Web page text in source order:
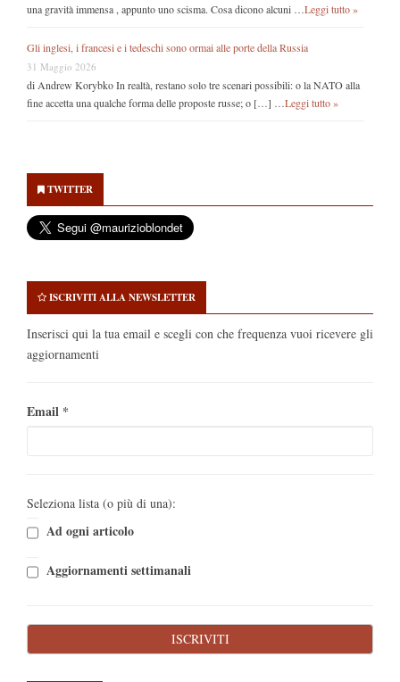
una gravità immensa , appunto uno scisma. Cosa dicono alcuni …Leggi tutto »
Gli inglesi, i francesi e i tedeschi sono ormai alle porte della Russia
31 Maggio 2026
di Andrew Korybko In realtà, restano solo tre scenari possibili: o la NATO alla
fine accetta una qualche forma delle proposte russe; o […] …Leggi tutto »
Sidebar
TWITTER
ISCRIVITI ALLA NEWSLETTER
Inserisci qui la tua email e scegli con che frequenza vuoi ricevere gli
aggiornamenti
Email *
Seleziona lista (o più di una):
Ad ogni articolo
Aggiornamenti settimanali